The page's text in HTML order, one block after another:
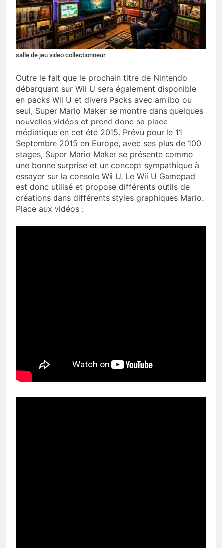
salle de jeu video collectionneur
Outre le fait que le prochain titre de Nintendo
débarquant sur Wii U sera également disponible
en packs Wii U et divers Packs avec amiibo ou
seul, Super Mario Maker se montre dans quelques
nouvelles vidéos et prend donc sa place
médiatique en cet été 2015. Prévu pour le 11
Septembre 2015 en Europe, avec ses plus de 100
stages, Super Mario Maker se présente comme
une bonne surprise et un concept sympathique à
essayer sur la console Wii U. Le Wii U Gamepad
est donc utilisé et propose différents outils de
créations dans différents styles graphiques Mario.
Place aux vidéos :